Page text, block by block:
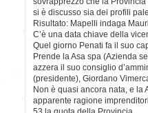
si è discusso sia dei profili
Risultato: Mapelli indaga
C’è una data chiave della
Quel giorno Penati fa il suo
Prende la Asa spa (Azienda
azzera il suo consiglio
(presidente), Giordano
Non è quasi ancora nata, e
apparente ragione